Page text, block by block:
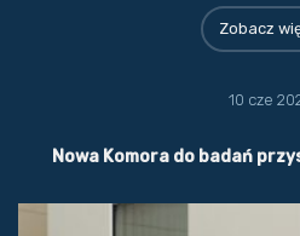
Zobacz
10 cze
Nowa Komora do badań